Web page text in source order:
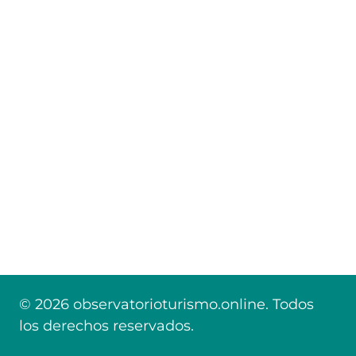
© 2026 observatorioturismo.online. Todos
los derechos reservados.